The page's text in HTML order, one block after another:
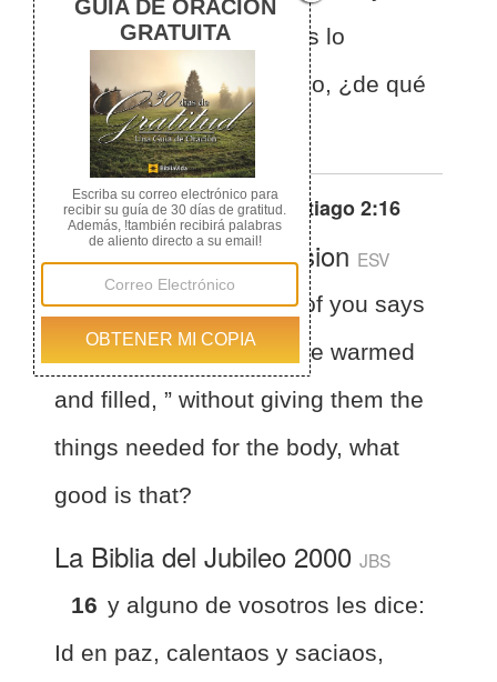
saciaos, pero no les dais lo
necesario para su cuerpo, ¿de qué
sirve?
Otras traducciones deSantiago 2:16
English Standard Version ESV
James 2:16 and one of you says
to them, “Go in peace, be warmed
and filled, ” without giving them the
things needed for the body, what
good is that?
La Biblia del Jubileo 2000 JBS
16 y alguno de vosotros les dice:
Id en paz, calentaos y saciaos,